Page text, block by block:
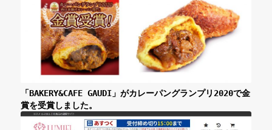
「BAKERY&CAFE GAUDI」がカレーパングランプリ2020で金
賞を受賞しました。